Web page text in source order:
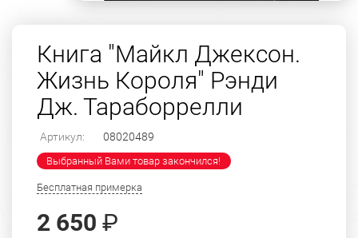
Книга "Майкл Джексон.
Жизнь Короля" Рэнди
Дж. Тараборрелли
Артикул: 08020489
Выбранный Вами товар закончился!
Бесплатная примерка
2 650 ₽